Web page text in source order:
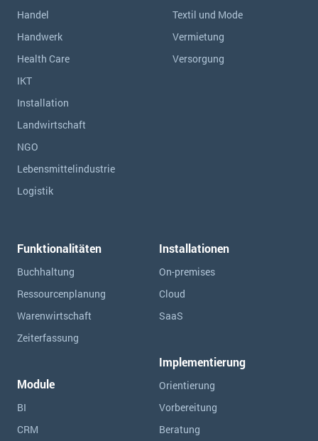
Handel
Handwerk
Health Care
IKT
Installation
Landwirtschaft
NGO
Lebensmittelindustrie
Logistik
Textil und Mode
Vermietung
Versorgung
Funktionalitäten
Buchhaltung
Ressourcen­planung
Warenwirtschaft
Zeiterfassung
Module
BI
CRM
Installationen
On-premises
Cloud
SaaS
Implementierung
Orientierung
Vorbereitung
Beratung